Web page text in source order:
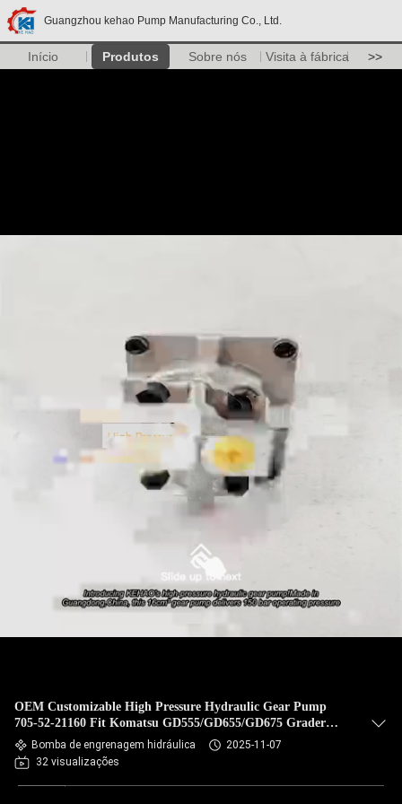
Guangzhou kehao Pump Manufacturing Co., Ltd.
Início Produtos Sobre nós Visita à fábrica >>
OEM Customizable High Pressure Hydraulic Gear Pump
705-52-21160 Fit Komatsu GD555/GD655/GD675 Grader
High Quality
Bomba de engrenagem hidráulica
2025-11-07
32 visualizações